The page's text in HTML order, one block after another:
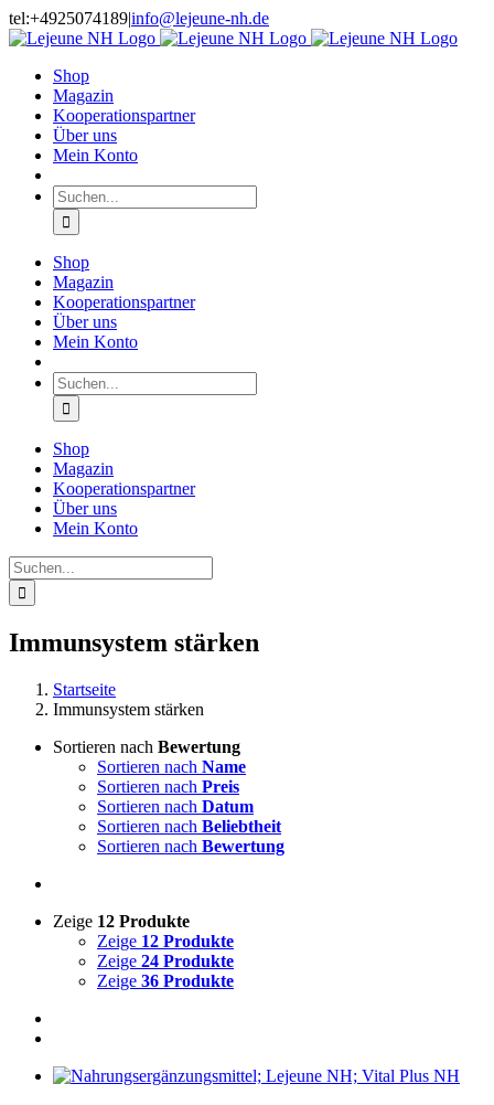
Skip
to
tel:+4925074189|info@lejeune-nh.de
Facebook
Instagram
Shop
Magazin
Kooperationspartner
Über uns
Mein Konto
Suche
nach:
Shop
Magazin
Kooperationspartner
Über uns
Mein Konto
Suche
nach:
Shop
Magazin
Kooperationspartner
Über uns
Mein Konto
Suche
nach:
Immunsystem stärken
Startseite
Immunsystem stärken
Sortieren nach Bewertung
Sortieren nach Name
Sortieren nach Preis
Sortieren nach Datum
Sortieren nach Beliebtheit
Sortieren nach Bewertung
Zeige 12 Produkte
Zeige 12 Produkte
Zeige 24 Produkte
Zeige 36 Produkte